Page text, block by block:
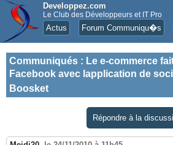
Developpez.com
Le Club des Développeurs et IT Pro
Actus Forum Communiqu�s
Communiqués : Le e-commerce
Facebook avec lapplication de
Boosket
Répondre à la